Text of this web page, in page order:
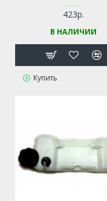
423р.
В НАЛИЧИИ
Купить